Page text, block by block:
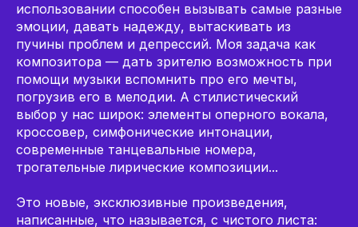
использовании способен вызывать самые разные
эмоции, давать надежду, вытаскивать из
пучины проблем и депрессий. Моя задача как
композитора — дать зрителю возможность при
помощи музыки вспомнить про его мечты,
погрузив его в мелодии. А стилистический
выбор у нас широк: элементы оперного вокала,
кроссовер, симфонические интонации,
современные танцевальные номера,
трогательные лирические композиции...
Это новые, эксклюзивные произведения,
написанные, что называется, с чистого листа: